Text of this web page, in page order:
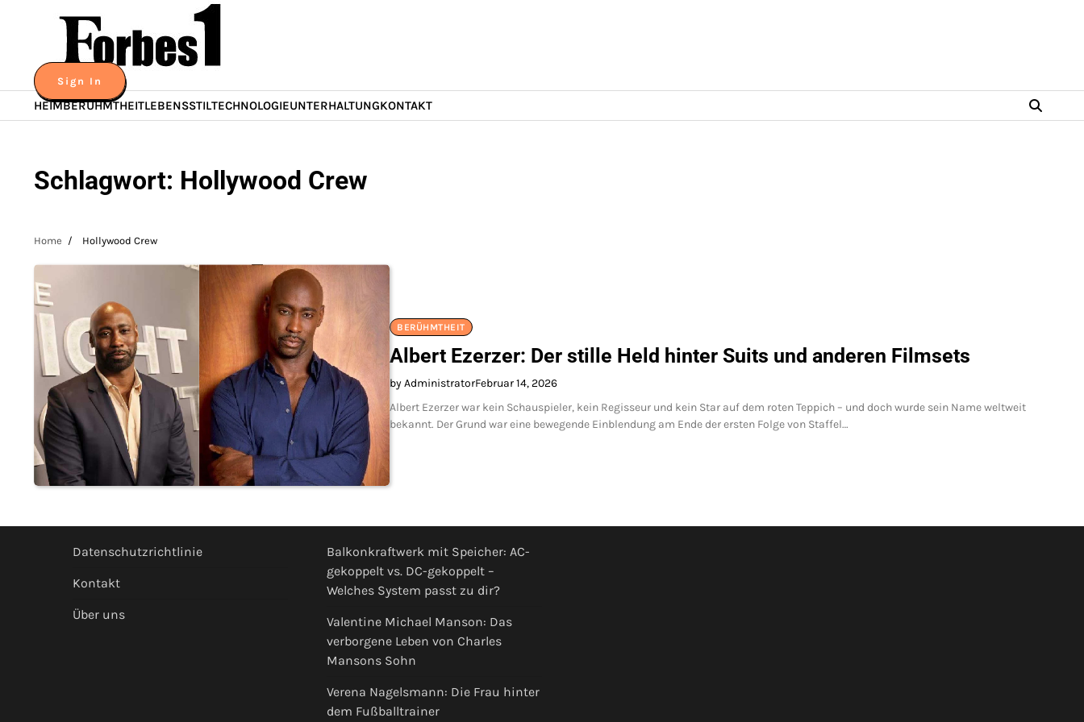
Sign In
HEIMBERÜHMTHEITLEBENSSTILTECHNOLOGIEUNTERHALTUNGKONTAKT
Schlagwort: Hollywood Crew
Home Hollywood Crew
BERÜHMTHEIT
Albert Ezerzer: Der stille Held hinter Suits und anderen Filmsets
by AdministratorFebruar 14, 2026
Albert Ezerzer war kein Schauspieler, kein Regisseur und kein Star auf dem roten Teppich – und doch wurde sein Name weltweit
bekannt. Der Grund war eine bewegende Einblendung am Ende der ersten Folge von Staffel…
Datenschutzrichtlinie
Kontakt
Über uns
Balkonkraftwerk mit Speicher: AC-
gekoppelt vs. DC-gekoppelt –
Welches System passt zu dir?
Valentine Michael Manson: Das
verborgene Leben von Charles
Mansons Sohn
Verena Nagelsmann: Die Frau hinter
dem Fußballtrainer